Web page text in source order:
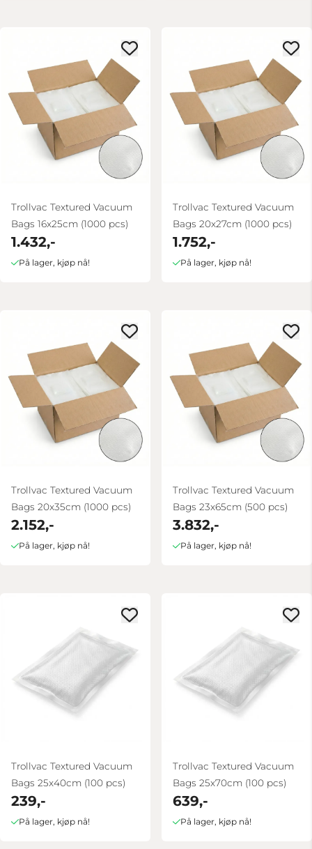
Trollvac Textured Vacuum
Bags 16x25cm (1000 pcs)
1.432,-
På lager, kjøp nå!
Trollvac Textured Vacuum
Bags 20x27cm (1000 pcs)
1.752,-
På lager, kjøp nå!
Trollvac Textured Vacuum
Bags 20x35cm (1000 pcs)
2.152,-
På lager, kjøp nå!
Trollvac Textured Vacuum
Bags 23x65cm (500 pcs)
3.832,-
På lager, kjøp nå!
Trollvac Textured Vacuum
Bags 25x40cm (100 pcs)
239,-
På lager, kjøp nå!
Trollvac Textured Vacuum
Bags 25x70cm (100 pcs)
639,-
På lager, kjøp nå!